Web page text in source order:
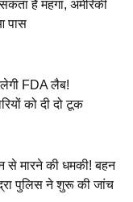
है महंगा, अमेरिकी
पास
FDA लैब!
को दी दो टूक
मारने की धमकी! बहन
पुलिस ने शुरू की जांच